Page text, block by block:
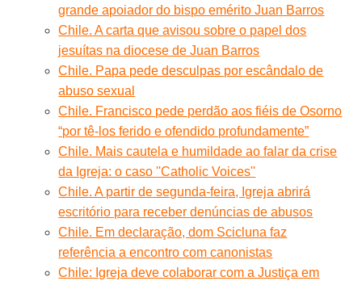
grande apoiador do bispo emérito Juan Barros
Chile. A carta que avisou sobre o papel dos
jesuítas na diocese de Juan Barros
Chile. Papa pede desculpas por escândalo de
abuso sexual
Chile. Francisco pede perdão aos fiéis de Osorno
“por tê-los ferido e ofendido profundamente”
Chile. Mais cautela e humildade ao falar da crise
da Igreja: o caso ''Catholic Voices''
Chile. A partir de segunda-feira, Igreja abrirá
escritório para receber denúncias de abusos
Chile. Em declaração, dom Scicluna faz
referência a encontro com canonistas
Chile: Igreja deve colaborar com a Justiça em